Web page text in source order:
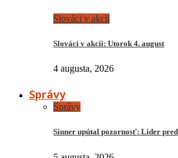
Slováci v akcii
Slováci v akcii: Utorok 4. august
4 augusta, 2026
Správy
Správy
Sinner upútal pozornosť: Líder